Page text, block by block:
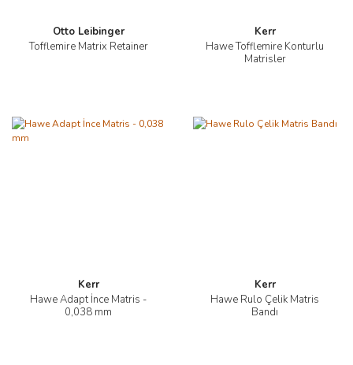
Otto Leibinger
Tofflemire Matrix Retainer
Kerr
Hawe Tofflemire Konturlu
Matrisler
Kerr
Hawe Adapt İnce Matris -
0,038 mm
Kerr
Hawe Rulo Çelik Matris
Bandı